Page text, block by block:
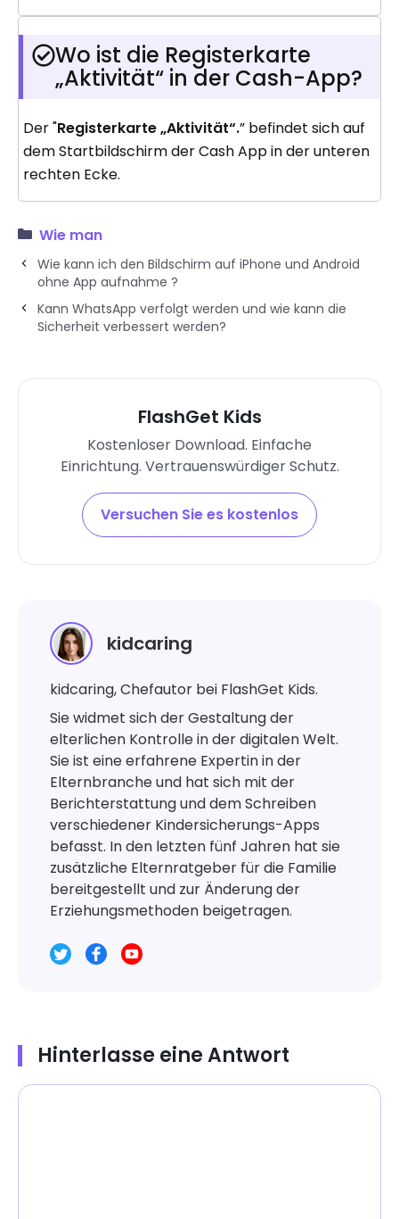
Wo ist die Registerkarte
„Aktivität“ in der Cash-App?
Der "Registerkarte „Aktivität“.” befindet sich auf
dem Startbildschirm der Cash App in der unteren
rechten Ecke.
Wie man
Wie kann ich den Bildschirm auf iPhone und Android
ohne App aufnahme ?
Kann WhatsApp verfolgt werden und wie kann die
Sicherheit verbessert werden?
FlashGet Kids
Kostenloser Download. Einfache
Einrichtung. Vertrauenswürdiger Schutz.
Versuchen Sie es kostenlos
kidcaring
kidcaring, Chefautor bei FlashGet Kids.
Sie widmet sich der Gestaltung der
elterlichen Kontrolle in der digitalen Welt.
Sie ist eine erfahrene Expertin in der
Elternbranche und hat sich mit der
Berichterstattung und dem Schreiben
verschiedener Kindersicherungs-Apps
befasst. In den letzten fünf Jahren hat sie
zusätzliche Elternratgeber für die Familie
bereitgestellt und zur Änderung der
Erziehungsmethoden beigetragen.
Hinterlasse eine Antwort